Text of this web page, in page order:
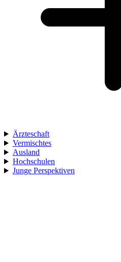
Ärzteschaft
Vermischtes
Ausland
Hochschulen
Junge Perspektiven